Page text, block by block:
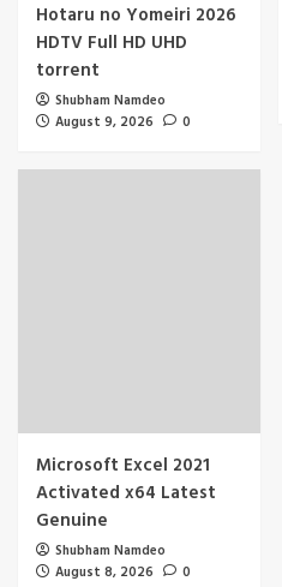
Hotaru no Yomeiri 2026
HDTV Full HD UHD
torrent
Shubham Namdeo
August 9, 2026
0
Microsoft Excel 2021
Activated x64 Latest
Genuine
Shubham Namdeo
August 8, 2026
0